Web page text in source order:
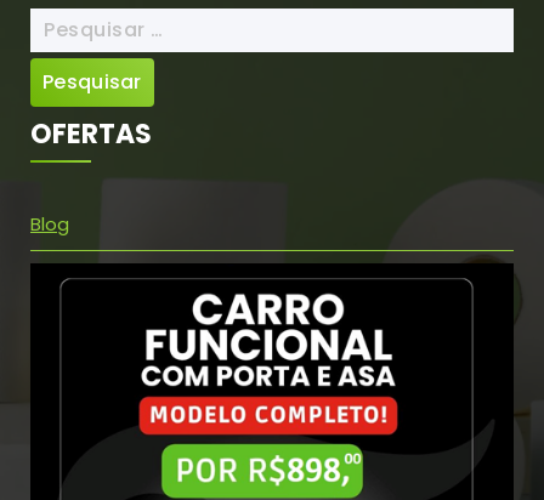
Pesquisar
por:
OFERTAS
Blog